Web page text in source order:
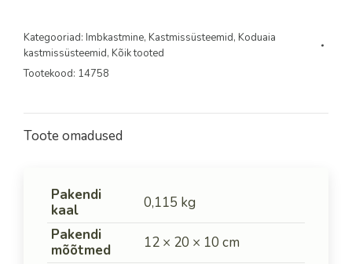
Kategooriad: Imbkastmine, Kastmissüsteemid, Koduaia
kastmissüsteemid, Kõik tooted
Tootekood: 14758
Toote omadused
Pakendi
kaal
0,115 kg
Pakendi
mõõtmed
12 × 20 × 10 cm